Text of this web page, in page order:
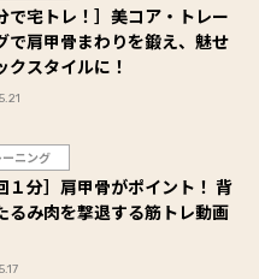
で宅トレ！］美コア・トレー
で肩甲骨まわりを鍛え、魅せ
クスタイルに！
ーニング
１分］肩甲骨がポイント！ 背
るみ肉を撃退する筋トレ動画